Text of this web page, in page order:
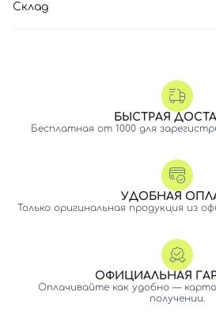
Склад
БЫСТРАЯ
Бесплатная от 1000 для
УДОБНАЯ
Только оригинальная продукция из
ОФИЦИАЛЬНАЯ
Оплачивайте как удобно —
получении.